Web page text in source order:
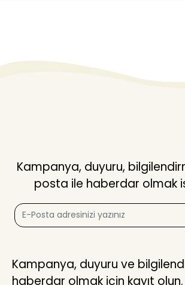
Kampanya, duyuru,
posta ile haberdar olmak
Kampanya, duyuru ve
haberdar olmak için kayıt olun.